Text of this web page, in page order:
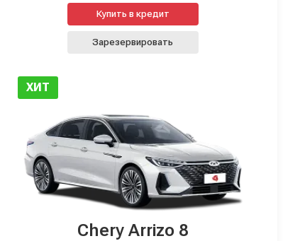
Купить в кредит
Зарезервировать
ХИТ
Chery Arrizo 8